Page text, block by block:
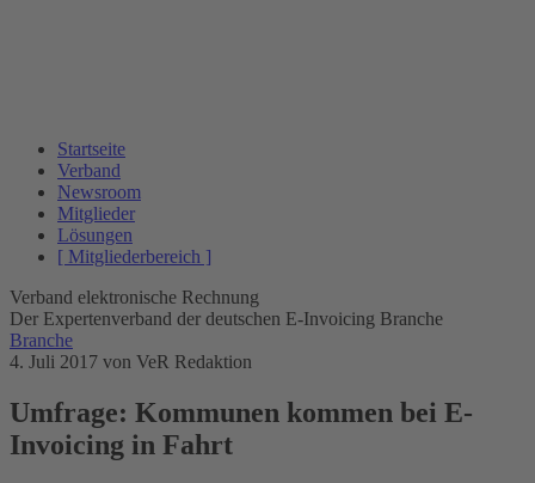
Startseite
Verband
Newsroom
Mitglieder
Lösungen
[ Mitgliederbereich ]
Verband elektronische Rechnung
Der Expertenverband der deutschen E-Invoicing Branche
Branche
4. Juli 2017 von VeR Redaktion
Umfrage: Kommunen kommen bei E-
Invoicing in Fahrt